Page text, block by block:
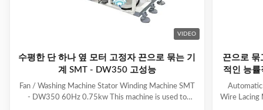
VIDEO
수평한 단 하나 옆 모터 고정자 끈으로 묶는 기
계 SMT - DW350 고성능
Fan / Washing Machine Stator Winding Machine SMT
- DW350 60Hz 0.75kw This machine is used to
끈으로 묶
적인 능
Automatic
Wire Lacing